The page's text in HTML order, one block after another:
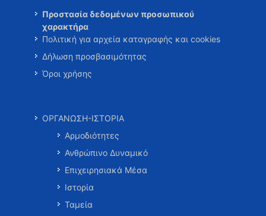
Προστασία δεδομένων προσωπικού
χαρακτήρα
Πολιτική για αρχεία καταγραφής και cookies
Δήλωση προσβασιμότητας
Όροι χρήσης
ΟΡΓΑΝΩΣΗ-ΙΣΤΟΡΙΑ
Αρμοδιότητες
Ανθρώπινο Δυναμικό
Επιχειρησιακά Μέσα
Ιστορία
Ταμεία